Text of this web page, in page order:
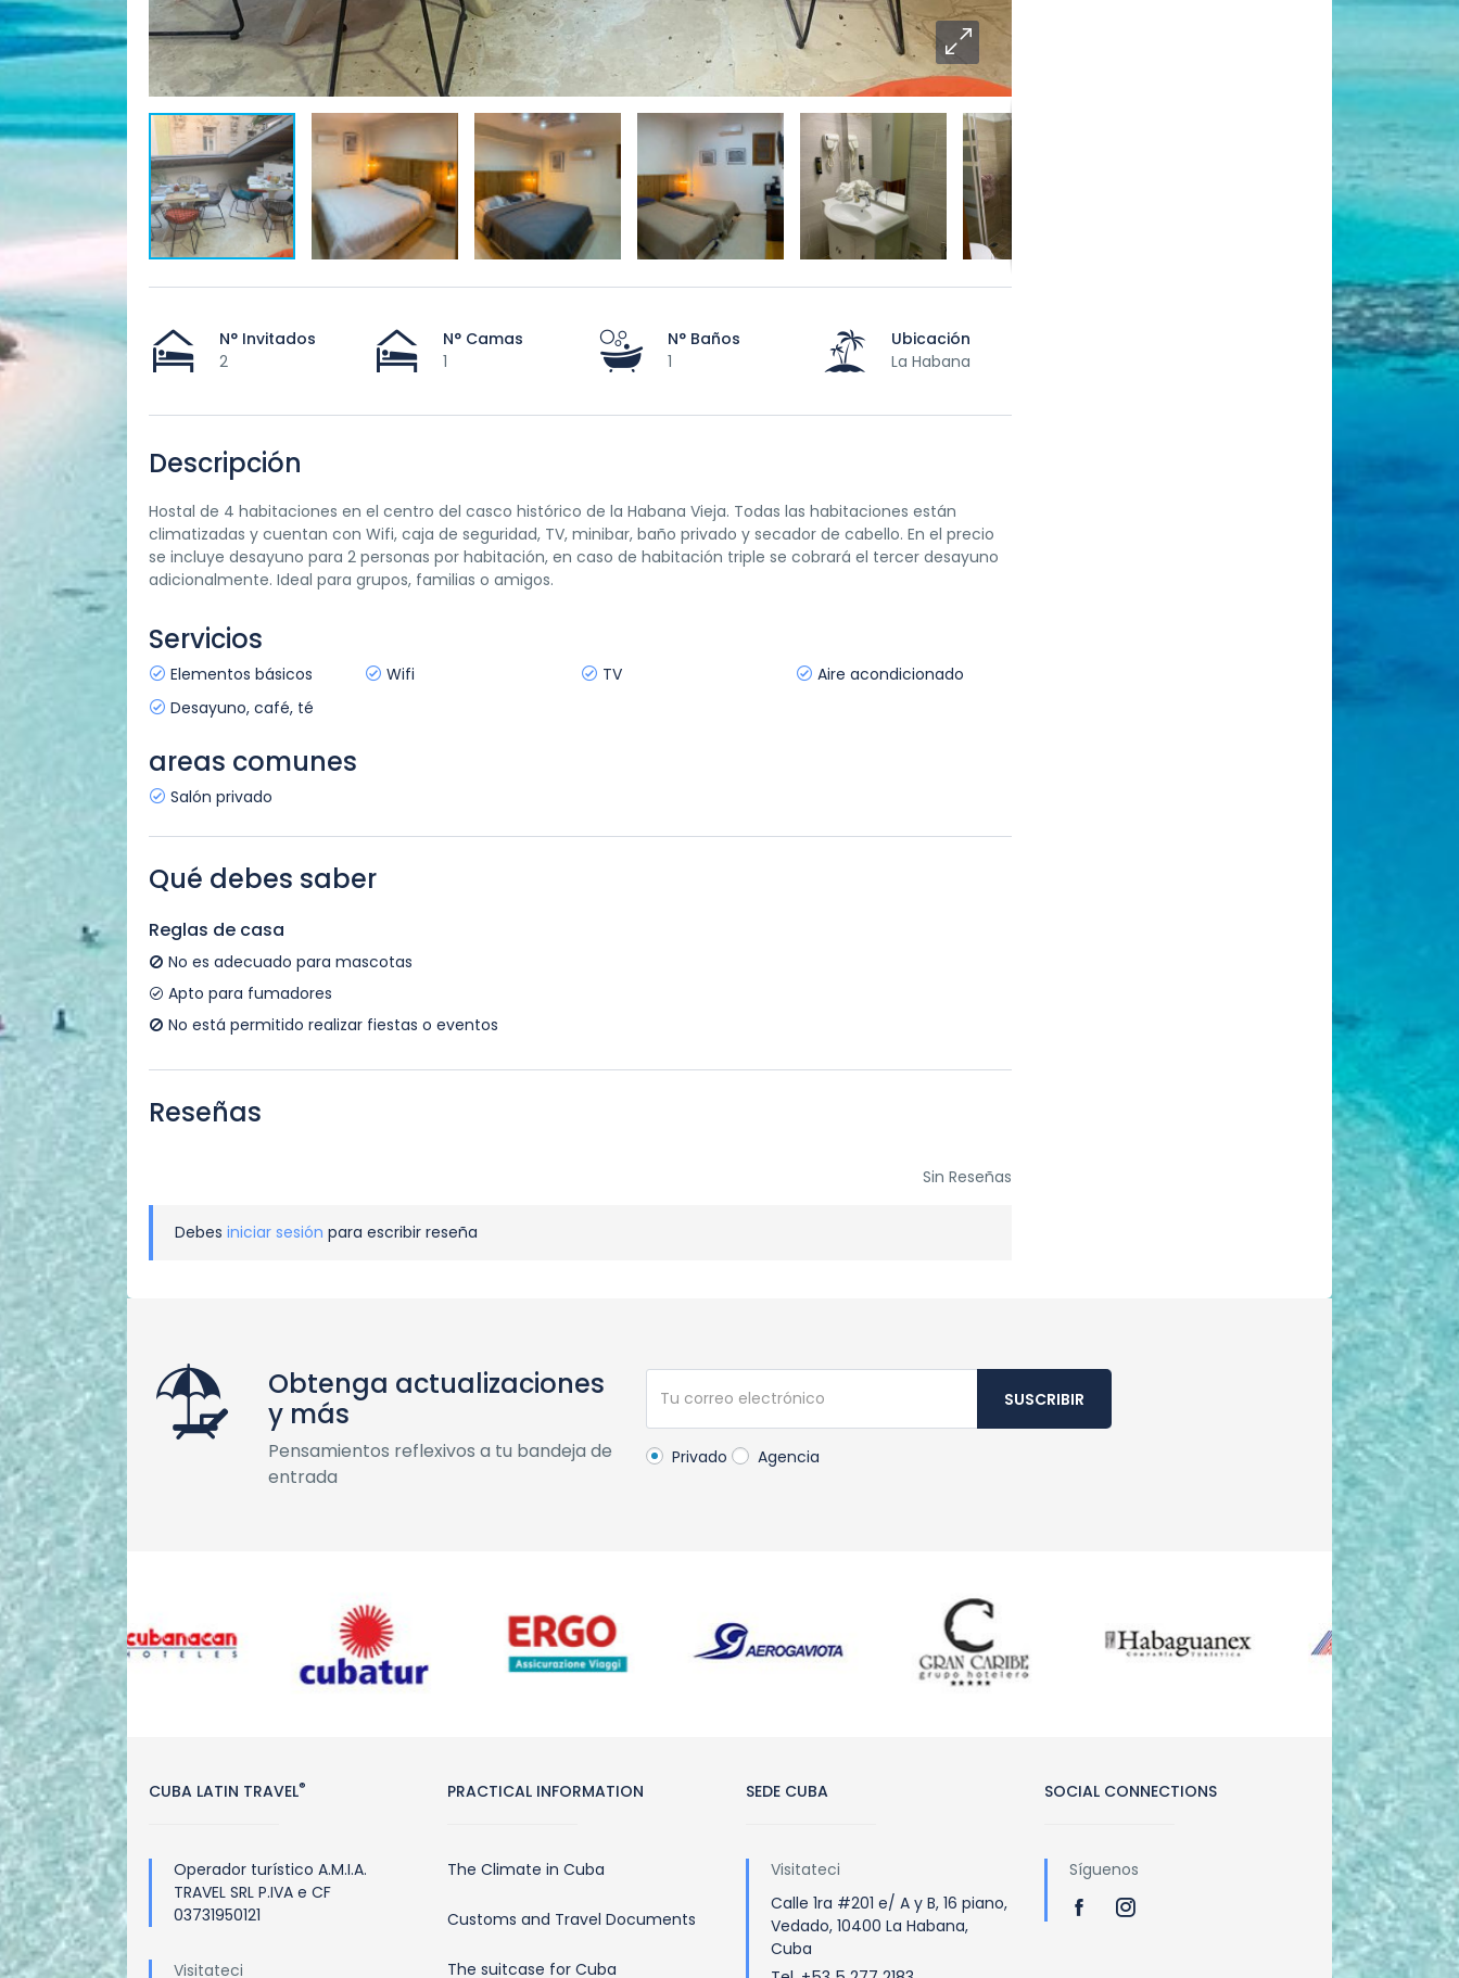
N° Invitados
2
N° Camas
1
N° Baños
1
Ubicación
La Habana
Descripción
Hostal de 4 habitaciones en el centro del casco histórico de la Habana Vieja. Todas las habitaciones están
climatizadas y cuentan con Wifi, caja de seguridad, TV, minibar, baño privado y secador de cabello. En el precio
se incluye desayuno para 2 personas por habitación, en caso de habitación triple se cobrará el tercer desayuno
adicionalmente. Ideal para grupos, familias o amigos.
Servicios
Elementos básicos Wifi TV
Aire acondicionado
Desayuno, café, té
areas comunes
Salón privado
Qué debes saber
Reglas de casa
No es adecuado para mascotas
Apto para fumadores
No está permitido realizar fiestas o eventos
Reseñas
Sin Reseñas
Debes iniciar sesión para escribir reseña
Obtenga actualizaciones
y más
Pensamientos reflexivos a tu bandeja de
entrada
SUSCRIBIR
Privado Agencia
CUBA LATIN TRAVEL®
Operador turístico A.M.I.A.
TRAVEL SRL P.IVA e CF
03731950121
Visitateci
PRACTICAL INFORMATION
The Climate in Cuba
Customs and Travel Documents
The suitcase for Cuba
SEDE CUBA
Visitateci
Calle 1ra #201 e/ A y B, 16 piano,
Vedado, 10400 La Habana,
Cuba
SOCIAL CONNECTIONS
Síguenos